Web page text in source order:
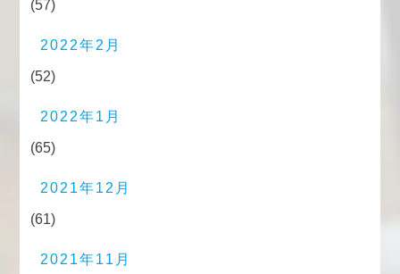
(57)
2022年2月
(52)
2022年1月
(65)
2021年12月
(61)
2021年11月